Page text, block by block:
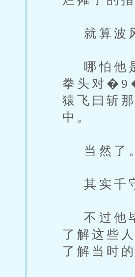
就算波风
哪怕他是
拳头对
猿飞曰斩
中。
当然了
其实千
不过他毕
了解这些
了解当时